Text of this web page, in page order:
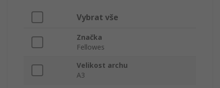
Vybrat vše
Značka
Fellowes
Velikost archu
A3